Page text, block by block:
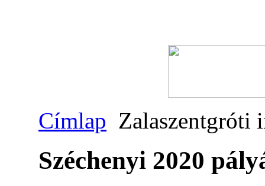
Címlap Zalaszentgróti
Széchenyi 2020